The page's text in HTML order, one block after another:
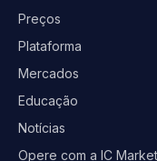
Preços
Plataforma
Mercados
Educação
Notícias
Opere com a IC